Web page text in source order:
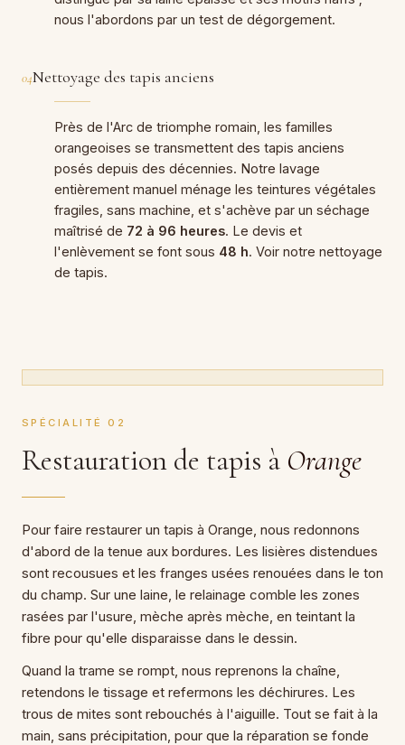
nous l'abordons par un test de dégorgement.
04Nettoyage des tapis anciens
Près de l'Arc de triomphe romain, les familles
orangeoises se transmettent des tapis anciens
posés depuis des décennies. Notre lavage
entièrement manuel ménage les teintures végétales
fragiles, sans machine, et s'achève par un séchage
maîtrisé de 72 à 96 heures. Le devis et
l'enlèvement se font sous 48 h. Voir notre nettoyage
de tapis.
SPÉCIALITÉ 02
Restauration de tapis à Orange
Pour faire restaurer un tapis à Orange, nous redonnons
d'abord de la tenue aux bordures. Les lisières distendues
sont recousues et les franges usées renouées dans le ton
du champ. Sur une laine, le relainage comble les zones
rasées par l'usure, mèche après mèche, en teintant la
fibre pour qu'elle disparaisse dans le dessin.
Quand la trame se rompt, nous reprenons la chaîne,
retendons le tissage et refermons les déchirures. Les
trous de mites sont rebouchés à l'aiguille. Tout se fait à la
main, sans précipitation, pour que la réparation se fonde